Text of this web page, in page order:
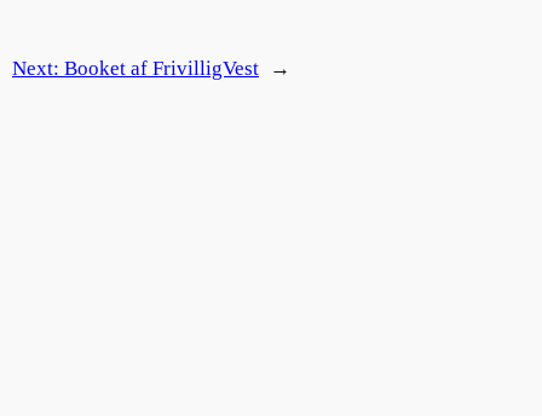
Next: Booket af FrivilligVest →